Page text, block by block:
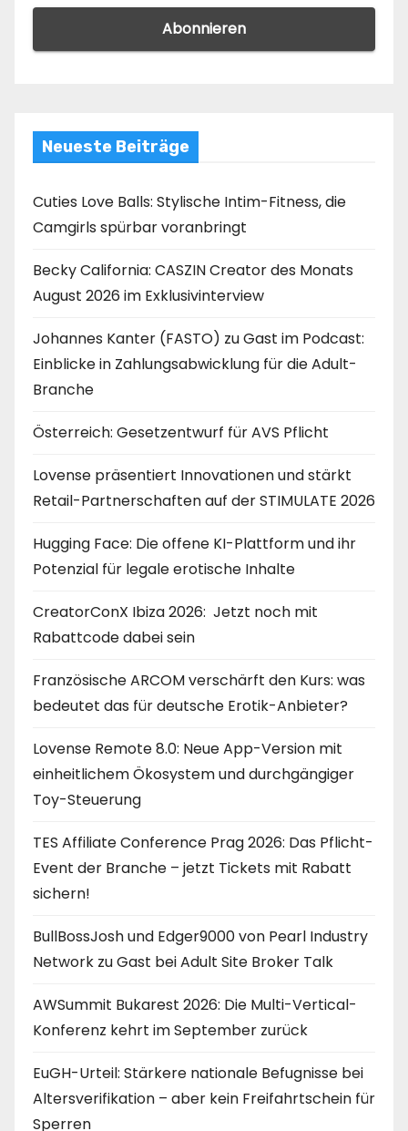
Neueste Beiträge
Cuties Love Balls: Stylische Intim-Fitness, die
Camgirls spürbar voranbringt
Becky California: CASZIN Creator des Monats
August 2026 im Exklusivinterview
Johannes Kanter (FASTO) zu Gast im Podcast:
Einblicke in Zahlungsabwicklung für die Adult-
Branche
Österreich: Gesetzentwurf für AVS Pflicht
Lovense präsentiert Innovationen und stärkt
Retail-Partnerschaften auf der STIMULATE 2026
Hugging Face: Die offene KI-Plattform und ihr
Potenzial für legale erotische Inhalte
CreatorConX Ibiza 2026: Jetzt noch mit
Rabattcode dabei sein
Französische ARCOM verschärft den Kurs: was
bedeutet das für deutsche Erotik-Anbieter?
Lovense Remote 8.0: Neue App-Version mit
einheitlichem Ökosystem und durchgängiger
Toy-Steuerung
TES Affiliate Conference Prag 2026: Das Pflicht-
Event der Branche – jetzt Tickets mit Rabatt
sichern!
BullBossJosh und Edger9000 von Pearl Industry
Network zu Gast bei Adult Site Broker Talk
AWSummit Bukarest 2026: Die Multi-Vertical-
Konferenz kehrt im September zurück
EuGH-Urteil: Stärkere nationale Befugnisse bei
Altersverifikation – aber kein Freifahrtschein für
Sperren